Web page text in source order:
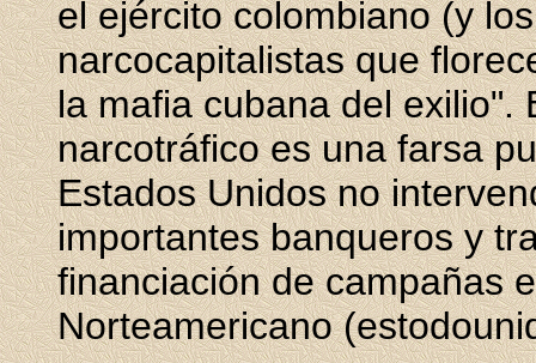
el ejército colombiano (y
narcocapitalistas que
la mafia cubana del exilio".
narcotráfico es una farsa
Estados Unidos no
importantes banqueros y
financiación de campañas
Norteamericano